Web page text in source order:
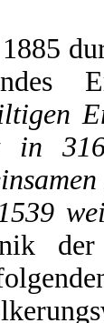
in
der